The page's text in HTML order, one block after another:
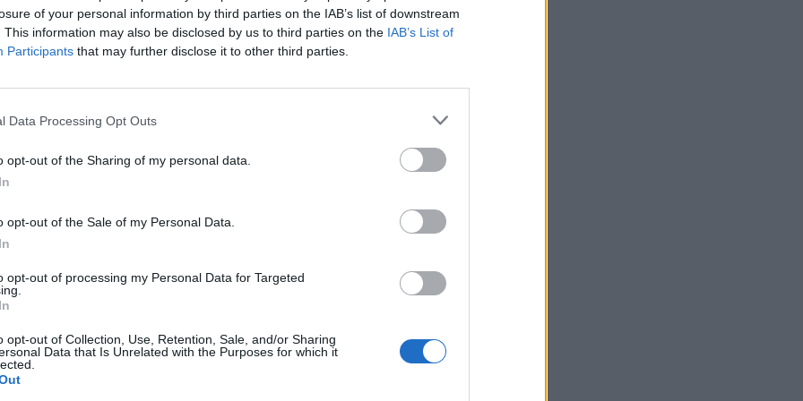
of your personal information by third parties on the IAB’s list of downstream
This information may also be disclosed by us to third parties on the IAB’s List of
Participants that may further disclose it to other third parties.
Data Processing Opt Outs
opt-out of the Sharing of my personal data.
opt-out of the Sale of my Personal Data.
opt-out of processing my Personal Data for Targeted
opt-out of Collection, Use, Retention, Sale, and/or Sharing
Data that Is Unrelated with the Purposes for which it
vár az idénre.
országban minimálisan felfelé kellett módosítanunk a növekedési
Magyarország estében 2.7 százalékról jelentősen lejjebb kellett hozni a
eredmény, mint a második negyedévben volt, a negyedéves...
portfolio.hu hírarchívumához tartozik, melynek olvasása előfizetéses
tartalmazza:
cikkarchívum
elmúlt 2 év napon belüli
Előfizetés